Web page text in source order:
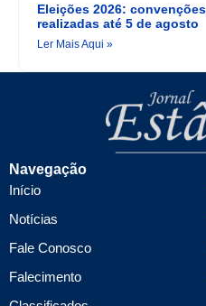
Eleições 2026:
realizadas até 5 de agosto
Ler Mais Aqui »
Navegação
Início
Notícias
Fale Conosco
Falecimento